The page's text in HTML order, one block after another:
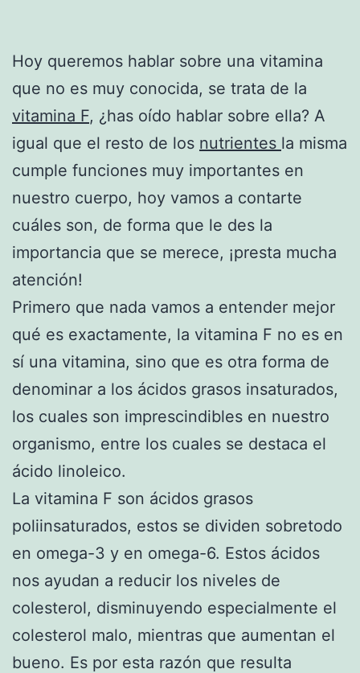
Hoy queremos hablar sobre una vitamina
que no es muy conocida, se trata de la
vitamina F, ¿has oído hablar sobre ella? A
igual que el resto de los nutrientes la misma
cumple funciones muy importantes en
nuestro cuerpo, hoy vamos a contarte
cuáles son, de forma que le des la
importancia que se merece, ¡presta mucha
atención!
Primero que nada vamos a entender mejor
qué es exactamente, la vitamina F no es en
sí una vitamina, sino que es otra forma de
denominar a los ácidos grasos insaturados,
los cuales son imprescindibles en nuestro
organismo, entre los cuales se destaca el
ácido linoleico.
La vitamina F son ácidos grasos
poliinsaturados, estos se dividen sobretodo
en omega-3 y en omega-6. Estos ácidos
nos ayudan a reducir los niveles de
colesterol, disminuyendo especialmente el
colesterol malo, mientras que aumentan el
bueno. Es por esta razón que resulta